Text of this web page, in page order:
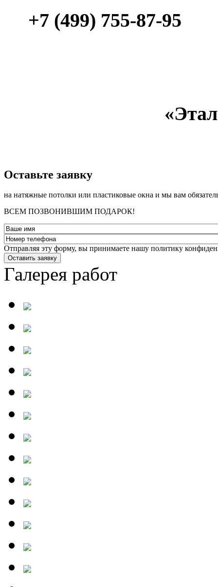
+7 (499) 755-87-95
­Оставьте заявку
на натяжные потолки или пластиковые окна и мы вам
ВСЕМ ПОЗВОНИВШИМ ПОДАРОК!
Отправляя эту форму, вы принимаете нашу политику
Оставить заявку
Галерея работ